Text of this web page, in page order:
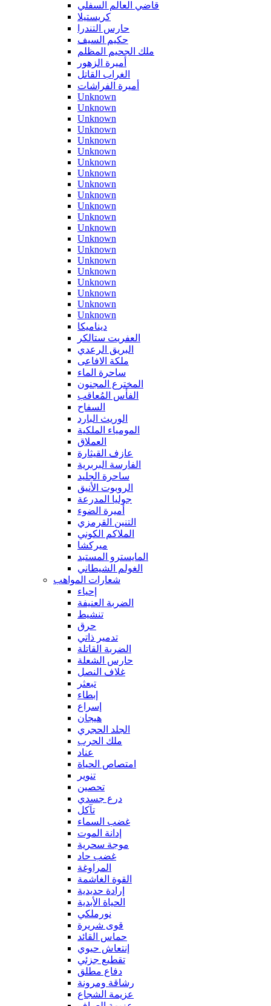
قاضي العالم السفلي
كريستيلا
حارس التندرا
حكيم السيف
ملك الجحيم المظلم
أميرة الزهور
الغراب القاتل
أميرة الفراشات
Unknown
Unknown
Unknown
Unknown
Unknown
Unknown
Unknown
Unknown
Unknown
Unknown
Unknown
Unknown
Unknown
Unknown
Unknown
Unknown
Unknown
Unknown
Unknown
Unknown
Unknown
ديناميكا
العفريت ستالكر
البريق الرعدي
ملكة الافاعى
ساحرة الماء
المخترع المجنون
الفأس المُعاقب
السفاح
الوريث البارد
المومياء الملكية
العملاق
عازف القيثارة
الفارسة البربرية
ساحرة الجليد
الروبوت الأنيق
جوليا المدرعة
أميرة الضوء
التنين القرمزي
الملاكم الكوني
ميركشا
المايسترو المستبد
الغولم الشيطاني
شعارات المواهب
إحياء
الضربة العنيفة
تنشيط
حرق
تدمير ذاتي
الضربة القاتلة
حارس الشعلة
غلاف النصل
تبعثر
إبطاء
إسراع
هيجان
الجلد الحجري
ملك الحرب
عناد
امتصاص الحياة
تنوير
تحصين
درع جسدي
تآكل
غضب السماء
إدانة الموت
موجة سحرية
غضب حاد
المراوغة
القوة الغاشمة
إرادة حديدية
الحياة الأبدية
نورملكي
قوى شريرة
حماس القائد
إنتعاش حيوي
تقطيع جزئي
دفاع مطلق
رشاقة ومرونة
عزيمة الشجاع